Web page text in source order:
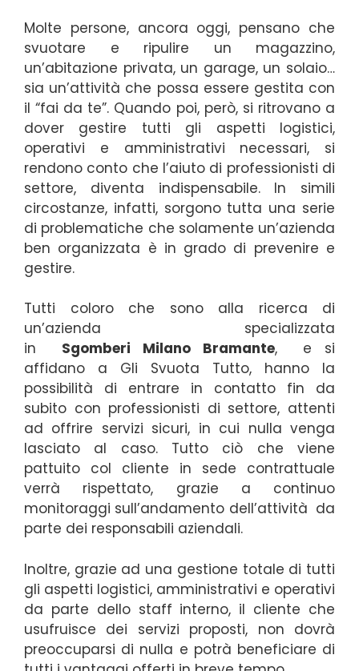
Molte persone, ancora oggi, pensano che
svuotare e ripulire un magazzino,
un’abitazione privata, un garage, un solaio…
sia un’attività che possa essere gestita con
il “fai da te”. Quando poi, però, si ritrovano a
dover gestire tutti gli aspetti logistici,
operativi e amministrativi necessari, si
rendono conto che l’aiuto di professionisti di
settore, diventa indispensabile. In simili
circostanze, infatti, sorgono tutta una serie
di problematiche che solamente un’azienda
ben organizzata è in grado di prevenire e
gestire.
Tutti coloro che sono alla ricerca di
un’azienda specializzata
in Sgomberi Milano Bramante, e si
affidano a Gli Svuota Tutto, hanno la
possibilità di entrare in contatto fin da
subito con professionisti di settore, attenti
ad offrire servizi sicuri, in cui nulla venga
lasciato al caso. Tutto ciò che viene
pattuito col cliente in sede contrattuale
verrà rispettato, grazie a continuo
monitoraggi sull’andamento dell’attività da
parte dei responsabili aziendali.
Inoltre, grazie ad una gestione totale di tutti
gli aspetti logistici, amministrativi e operativi
da parte dello staff interno, il cliente che
usufruisce dei servizi proposti, non dovrà
preoccuparsi di nulla e potrà beneficiare di